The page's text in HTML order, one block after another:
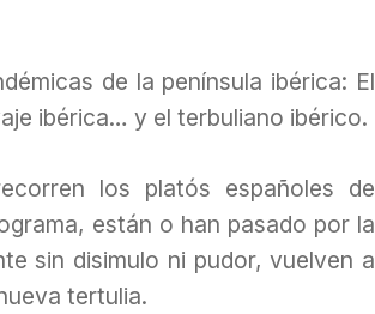
de la península ibérica: El
ibérica… y el terbuliano ibérico.
los platós españoles de
están o han pasado por la
sin disimulo ni pudor, vuelven a
tertulia.